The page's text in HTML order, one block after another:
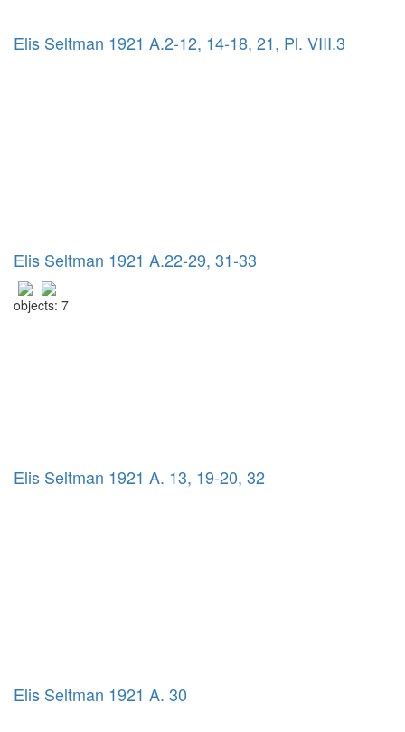
Elis Seltman 1921 A.2-12, 14-18, 21, Pl. VIII.3
Elis Seltman 1921 A.22-29, 31-33
objects: 7
Elis Seltman 1921 A. 13, 19-20, 32
Elis Seltman 1921 A. 30